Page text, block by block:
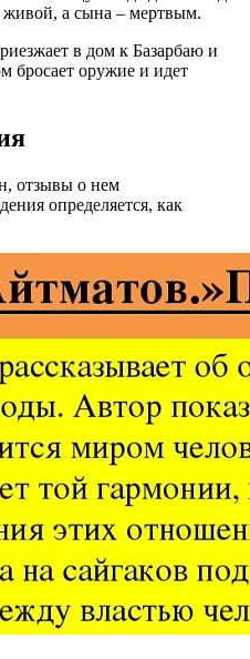
а сына – мертвым.
в дом к Базарбаю и
бросает оружие и идет
отзывы о нем
определяется, как